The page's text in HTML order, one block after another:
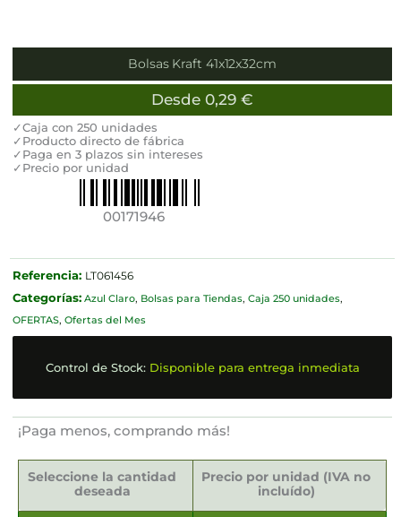
Bolsas Kraft 41x12x32cm
Desde 0,29 €
✓Caja con 250 unidades
✓Producto directo de fábrica
✓Paga en 3 plazos sin intereses
✓Precio por unidad
00171946
Referencia: LT061456
Categorías: Azul Claro, Bolsas para Tiendas, Caja 250 unidades,
OFERTAS, Ofertas del Mes
Control de Stock: Disponible para entrega inmediata
¡Paga menos, comprando más!
Seleccione la cantidad
deseada
Precio por unidad (IVA no
incluído)
Kraft
41x12x32cm